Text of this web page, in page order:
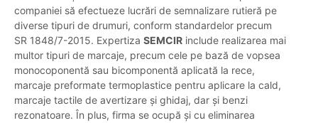
companiei să efectueze lucrări de semnalizare rutieră pe
diverse tipuri de drumuri, conform standardelor precum
SR 1848/7-2015. Expertiza SEMCIR include realizarea mai
multor tipuri de marcaje, precum cele pe bază de vopsea
monocoponentă sau bicomponentă aplicată la rece,
marcaje preformate termoplastice pentru aplicare la cald,
marcaje tactile de avertizare și ghidaj, dar și benzi
rezonatoare. În plus, firma se ocupă și cu eliminarea